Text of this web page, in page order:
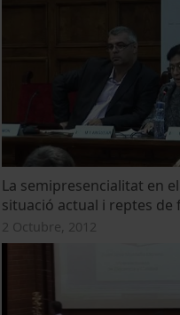
La semipresencialitat en
situació actual i reptes de
2 Octubre, 2012